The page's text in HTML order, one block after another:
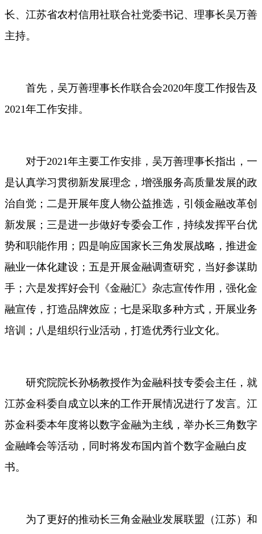
长、江苏省农村信用社联合社党委书记、理事长吴万善
主持。
首先，吴万善理事长作联合会2020年度工作报告及
2021年工作安排。
对于2021年主要工作安排，吴万善理事长指出，一
是认真学习贯彻新发展理念，增强服务高质量发展的政
治自觉；二是开展年度人物公益推选，引领金融改革创
新发展；三是进一步做好专委会工作，持续发挥平台优
势和职能作用；四是响应国家长三角发展战略，推进金
融业一体化建设；五是开展金融调查研究，当好参谋助
手；六是发挥好会刊《金融汇》杂志宣传作用，强化金
融宣传，打造品牌效应；七是采取多种方式，开展业务
培训；八是组织行业活动，打造优秀行业文化。
研究院院长孙杨教授作为金融科技专委会主任，就
江苏金科委自成立以来的工作开展情况进行了发言。江
苏金科委本年度将以数字金融为主线，举办长三角数字
金融峰会等活动，同时将发布国内首个数字金融白皮
书。
为了更好的推动长三角金融业发展联盟（江苏）和